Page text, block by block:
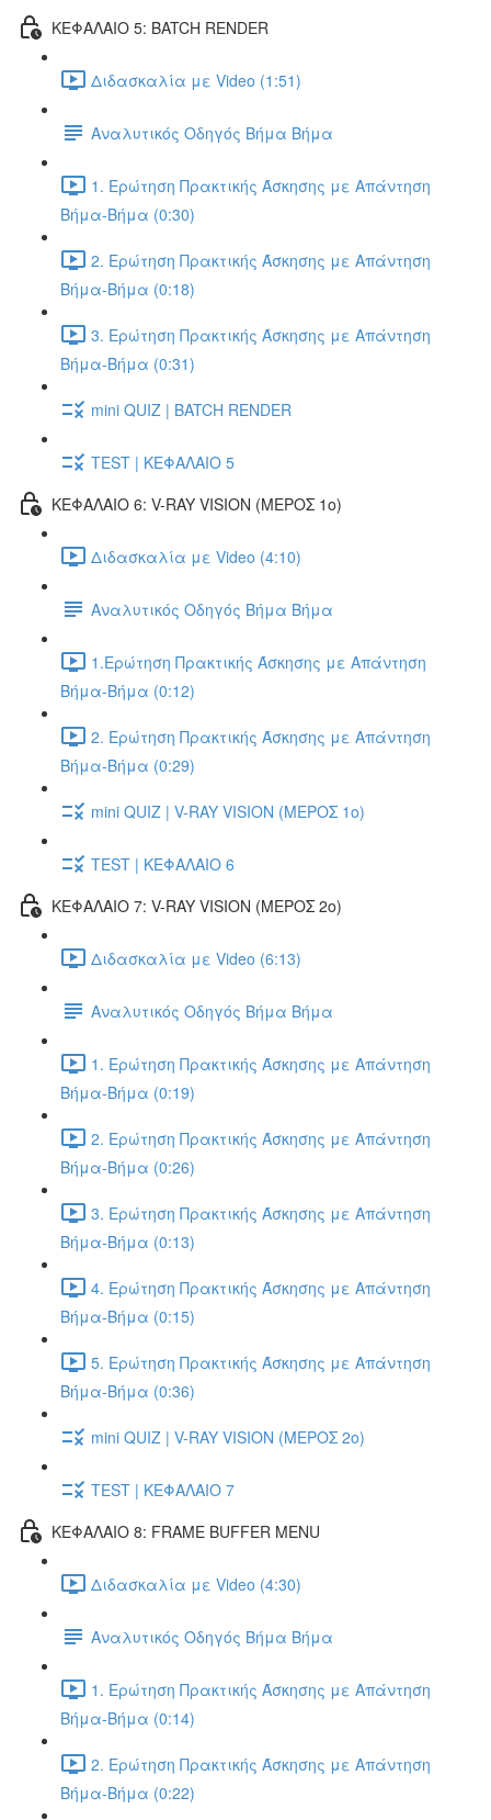
ΚΕΦΑΛΑΙΟ 5: BATCH RENDER
Διδασκαλία με Video (1:51)
Αναλυτικός Οδηγός Βήμα Βήμα
1. Ερώτηση Πρακτικής Άσκησης με Απάντηση
Βήμα-Βήμα (0:30)
2. Ερώτηση Πρακτικής Άσκησης με Απάντηση
Βήμα-Βήμα (0:18)
3. Ερώτηση Πρακτικής Άσκησης με Απάντηση
Βήμα-Βήμα (0:31)
mini QUIZ | BATCH RENDER
TEST | ΚΕΦΑΛΑΙΟ 5
ΚΕΦΑΛΑΙΟ 6: V-RAY VISION (ΜΕΡΟΣ 1ο)
Διδασκαλία με Video (4:10)
Αναλυτικός Οδηγός Βήμα Βήμα
1.Ερώτηση Πρακτικής Άσκησης με Απάντηση
Βήμα-Βήμα (0:12)
2. Ερώτηση Πρακτικής Άσκησης με Απάντηση
Βήμα-Βήμα (0:29)
mini QUIZ | V-RAY VISION (ΜΕΡΟΣ 1ο)
TEST | ΚΕΦΑΛΑΙΟ 6
ΚΕΦΑΛΑΙΟ 7: V-RAY VISION (ΜΕΡΟΣ 2ο)
Διδασκαλία με Video (6:13)
Αναλυτικός Οδηγός Βήμα Βήμα
1. Ερώτηση Πρακτικής Άσκησης με Απάντηση
Βήμα-Βήμα (0:19)
2. Ερώτηση Πρακτικής Άσκησης με Απάντηση
Βήμα-Βήμα (0:26)
3. Ερώτηση Πρακτικής Άσκησης με Απάντηση
Βήμα-Βήμα (0:13)
4. Ερώτηση Πρακτικής Άσκησης με Απάντηση
Βήμα-Βήμα (0:15)
5. Ερώτηση Πρακτικής Άσκησης με Απάντηση
Βήμα-Βήμα (0:36)
mini QUIZ | V-RAY VISION (ΜΕΡΟΣ 2ο)
TEST | ΚΕΦΑΛΑΙΟ 7
ΚΕΦΑΛΑΙΟ 8: FRAME BUFFER MENU
Διδασκαλία με Video (4:30)
Αναλυτικός Οδηγός Βήμα Βήμα
1. Ερώτηση Πρακτικής Άσκησης με Απάντηση
Βήμα-Βήμα (0:14)
2. Ερώτηση Πρακτικής Άσκησης με Απάντηση
Βήμα-Βήμα (0:22)